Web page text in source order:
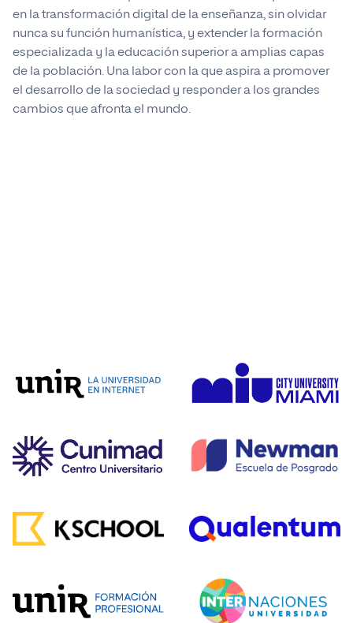
Procede de la misma manera con el
resto de temas hasta llegar al último.
en la transformación digital de la enseñanza, sin olvidar
nunca su función humanística, y extender la formación
especializada y la educación superior a amplias capas
de la población. Una labor con la que aspira a promover
el desarrollo de la sociedad y responder a los grandes
cambios que afronta el mundo.